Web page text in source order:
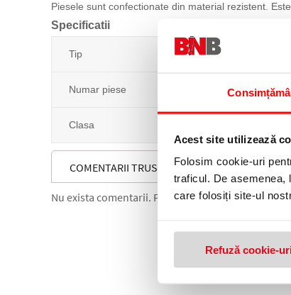
Acest site utilizează
Folosim cookie-uri
traficul. De asemenea,
care folosiți site-ul
Refuză cookie-
Piesele sunt confectionate din material rezistent.
Specificatii
Tip
Numar piese
Clasa
COMENTARII TRUSA COMPAS 7 PIESE HERLITZ
Nu exista comentarii. Fii primul care comenteaza